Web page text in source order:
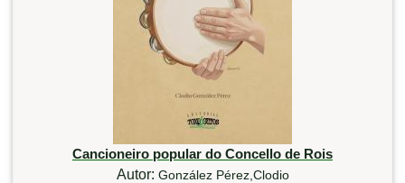
Cancioneiro popular do Concello de Rois
Autor: González Pérez,Clodio